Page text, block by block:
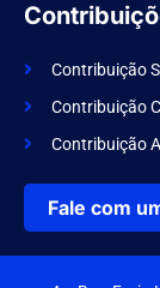
Contribuição
Contribuição
Contribuição
Fale com